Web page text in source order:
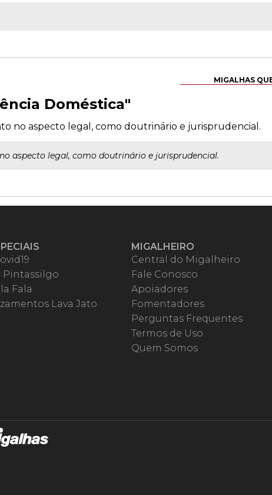
MIGALHAS
Doméstica"
no aspecto legal, como doutrinário e jurisprudencial.
aspecto legal, como doutrinário e jurisprudencial.
Pintassilgo
Fala
Lava Jato
MIGALHEIRO
Central do Migalheiro
Fale Conosco
Apoiadores
Fomentadores
Perguntas Frequentes
Termos de Uso
Quem Somos